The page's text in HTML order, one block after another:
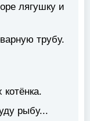
лягушку и
трубу.
рыбу...